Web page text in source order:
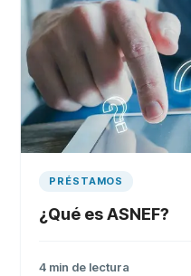
PRÉSTAMOS
¿Qué es ASNEF?
4 min de lectura